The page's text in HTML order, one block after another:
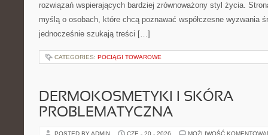
rozwiązań wspierających bardziej zrównoważony styl życia.
myślą o osobach, które chcą poznawać współczesne wyzwania
jednocześnie szukają treści […]
CATEGORIES: POCIĄGI TOWAROWE
DERMOKOSMETYKI I SKÓRA
PROBLEMATYCZNA
POSTED BY ADMIN CZE - 20 - 2026 MOŻLIWOŚĆ